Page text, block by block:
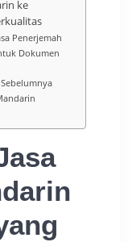
ke
Penerjemah
Dokumen